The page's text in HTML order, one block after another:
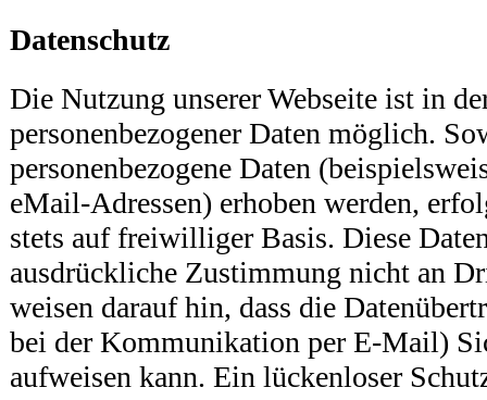
Datenschutz
Die Nutzung unserer Webseite ist in
personenbezogener Daten möglich.
personenbezogene Daten
eMail-Adressen) erhoben werden,
stets auf freiwilliger Basis. Diese
ausdrückliche Zustimmung nicht an
weisen darauf hin, dass die
bei der Kommunikation per E-Mail)
aufweisen kann. Ein lückenloser